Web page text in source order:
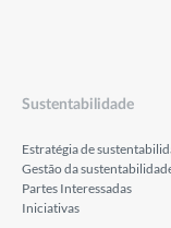
Sustentabilidade
Estratégia de
Gestão da
Partes Interessadas
Iniciativas